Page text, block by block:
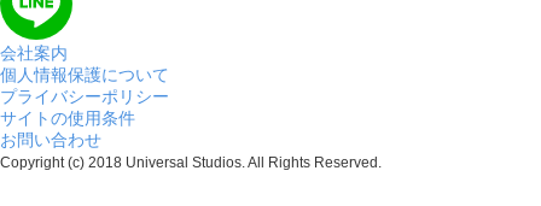
会社案内
個人情報保護について
プライバシーポリシー
サイトの使用条件
お問い合わせ
Copyright (c) 2018 Universal Studios. All Rights Reserved.